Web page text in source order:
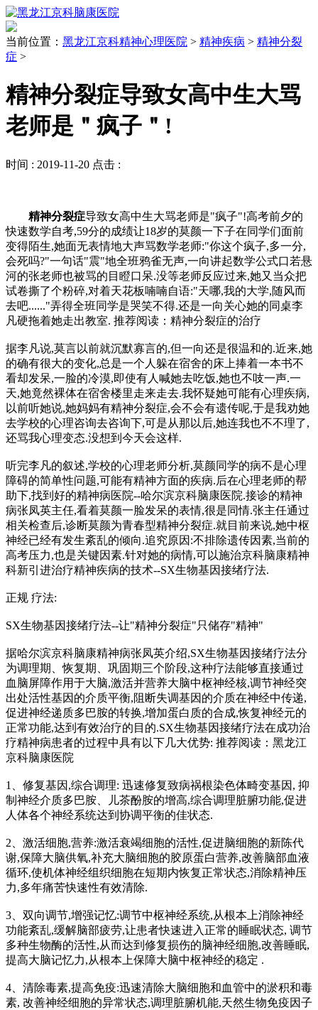
当前位置： 黑龙江京科精神心理医院 > 精神疾病 > 精神分裂
症 >
精神分裂症导致女高中生大骂
老师是＂疯子＂!
时间 : 2019-11-20 点击 :
精神分裂症导致女高中生大骂老师是"疯子"!高考前夕的
快速数学自考,59分的成绩让18岁的莫颜一下子在同学们面前
变得陌生,她面无表情地大声骂数学老师:"你这个疯子,多一分,
会死吗?"一句话"震"地全班鸦雀无声,一向讲起数学公式口若悬
河的张老师也被骂的目瞪口呆.没等老师反应过来,她又当众把
试卷撕了个粉碎,对着天花板喃喃自语:"天哪,我的大学,随风而
去吧......"弄得全班同学是哭笑不得.还是一向关心她的同桌李
凡硬拖着她走出教室. 推荐阅读：精神分裂症的治疗
据李凡说,莫言以前就沉默寡言的,但一向还是很温和的.近来,她
的确有很大的变化,总是一个人躲在宿舍的床上捧着一本书不
看却发呆,一脸的冷漠,即使有人喊她去吃饭,她也不吱一声.一
天,她竟然裸体在宿舍楼里走来走去.我怀疑她可能有心理疾病,
以前听她说,她妈妈有精神分裂症,会不会有遗传呢,于是我劝她
去学校的心理咨询去咨询下,可是从那以后,她连我也不不理了,
还骂我心理变态.没想到今天会这样.
听完李凡的叙述,学校的心理老师分析,莫颜同学的病不是心理
障碍的简单性问题,可能有精神方面的疾病.后在心理老师的帮
助下,找到好的精神病医院--哈尔滨京科脑康医院.接诊的精神
病张凤英主任,看着莫颜一脸发呆的表情,很是同情.张主任通过
相关检查后,诊断莫颜为青春型精神分裂症.就目前来说,她中枢
神经已经有发生紊乱的倾向.追究原因:不排除遗传因素,当前的
高考压力,也是关键因素.针对她的病情,可以施治京科脑康精神
科新引进治疗精神疾病的技术--SX生物基因接绪疗法.
正规 疗法:
SX生物基因接绪疗法--让"精神分裂症"只储存"精神"
据哈尔滨京科脑康精神病张凤英介绍,SX生物基因接绪疗法分
为调理期、恢复期、巩固期三个阶段,这种疗法能够直接通过
血脑屏障作用于大脑,激活并营养大脑中枢神经核,调节神经突
出处活性基因的介质平衡,阻断失调基因的介质在神经中传递,
促进神经递质多巴胺的转换,增加蛋白质的合成,恢复神经元的
正常功能,达到有效治疗的目的.SX生物基因接绪疗法在成功治
疗精神病患者的过程中具有以下几大优势: 推荐阅读：黑龙江
京科脑康医院
1、修复基因,综合调理: 迅速修复致病祸根染色体畸变基因, 抑
制神经介质多巴胺、儿茶酚胺的增高,综合调理脏腑功能,促进
人体各个神经系统达到协调平衡的佳状态.
2、激活细胞,营养:激活衰竭细胞的活性,促进脑细胞的新陈代
谢,保障大脑供氧,补充大脑细胞的胶原蛋白营养,改善脑部血液
循环,使机体神经组织细胞在短期内恢复正常状态,消除精神压
力,多年痛苦快速性有效清除.
3、双向调节,增强记忆:调节中枢神经系统,从根本上消除神经
功能紊乱,缓解脑部疲劳,让患者快速进入正常的睡眠状态, 调节
多种生物酶的活性,从而达到修复损伤的脑神经细胞,改善睡眠,
提高大脑记忆力,从根本上保障大脑中枢神经的稳定 .
4、清除毒素,提高免疫:迅速清除大脑细胞和血管中的淤积和毒
素, 改善神经细胞的异常状态,调理脏腑机能,天然生物免疫因子